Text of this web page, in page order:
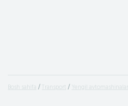
Bosh sahifa Transport Yengil avtomashinalar